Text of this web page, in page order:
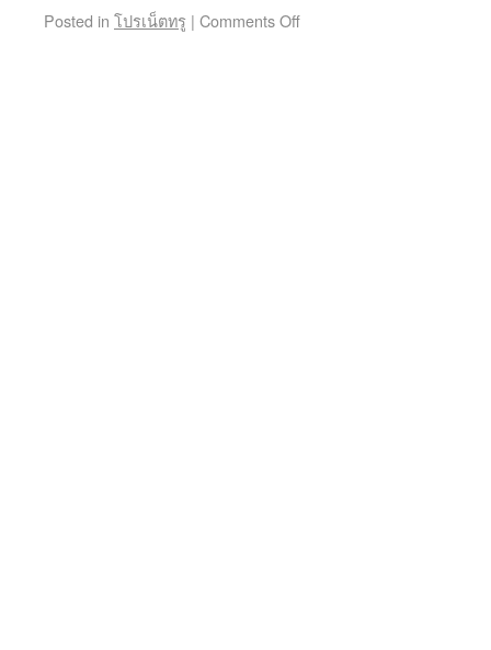
Posted in โปรเน็ตทรู | Comments Off